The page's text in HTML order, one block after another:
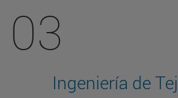
03
Ingeniería de